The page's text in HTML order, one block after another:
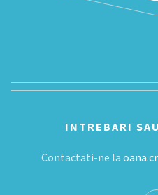
INTREBARI
Contactati-ne la